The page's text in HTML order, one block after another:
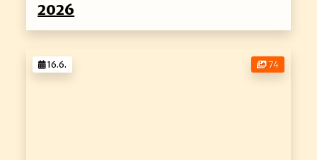
2026
74
16.6.